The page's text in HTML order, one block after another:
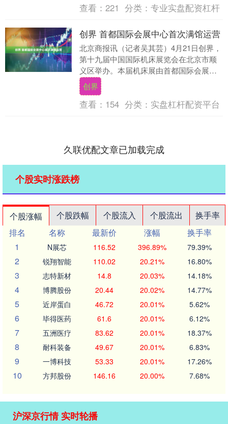
查看： 221 分类： 专业实盘配资杠杆
创界 首都国际会展中心首次满馆运营
北京商报讯（记者吴其芸）4月21日创界，
第十九届中国国际机床展览会在北京市顺
义区举办。本届机床展由首都国际会展中
心、中国国际展览中心（顺义馆）双馆联
动保障。这也....
创界
查看： 154 分类： 实盘杠杆配资平台
久联优配文章已加载完成
个股实时涨跌榜
个股涨幅 个股跌幅 个股流入 个股流出
换手率
排名
名称 最新价 涨幅
换手率
1
N展芯 116.52 396.89% 79.39%
2 锐翔智能 110.02 20.21% 16.80%
3 志特新材 14.8 20.03% 14.18%
4 博腾股份 20.44 20.02% 14.77%
5 近岸蛋白 46.72 20.01% 5.62%
6 毕得医药 61.6 20.01% 6.12%
7 五洲医疗 83.62 20.01% 18.37%
8 耐科装备 49.67 20.01% 6.83%
9 一博科技 53.33 20.01% 17.26%
10 方邦股份 146.16 20.00% 7.68%
沪深京行情 实时轮播